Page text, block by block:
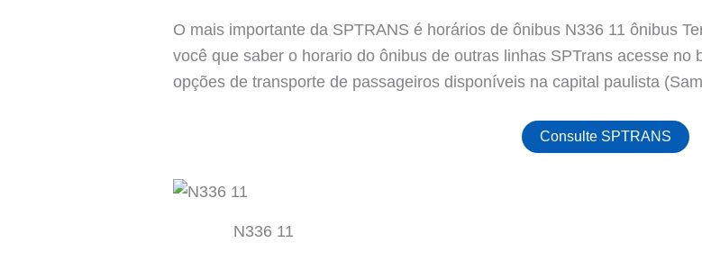
O mais importante da SPTRANS é horários de ônibus N336 11 ônibus
você que saber o horario do ônibus de outras linhas SPTrans acesse no
opções de transporte de passageiros disponíveis na capital paulista
Consulte SPTRANS
N336 11